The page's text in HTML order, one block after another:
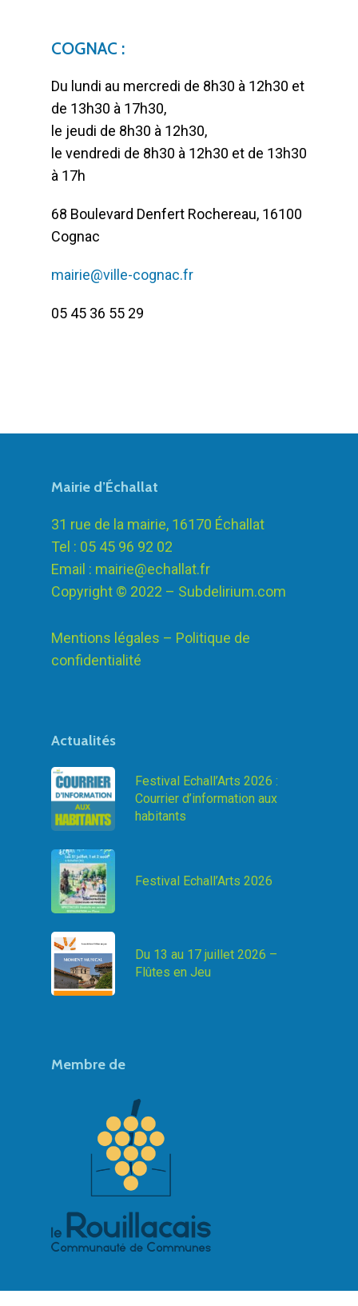
COGNAC :
Du lundi au mercredi de 8h30 à 12h30 et
de 13h30 à 17h30,
le jeudi de 8h30 à 12h30,
le vendredi de 8h30 à 12h30 et de 13h30
à 17h
68 Boulevard Denfert Rochereau, 16100
Cognac
mairie@ville-cognac.fr
05 45 36 55 29
Mairie d’Échallat
31 rue de la mairie, 16170 Échallat
Tel : 05 45 96 92 02
Email : mairie@echallat.fr
Copyright © 2022 – Subdelirium.com
Mentions légales – Politique de
confidentialité
Actualités
Festival Echall’Arts 2026 :
Courrier d’information aux
habitants
Festival Echall’Arts 2026
Du 13 au 17 juillet 2026 –
Flûtes en Jeu
Membre de